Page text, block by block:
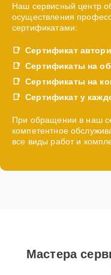
Наш сервисный центр
осуществления
сертификатами:
Сертификат
Сертификаты на
Сертификаты на
Сертификат у
При обращении в наш
компетентное
все виды работ и
Мастера